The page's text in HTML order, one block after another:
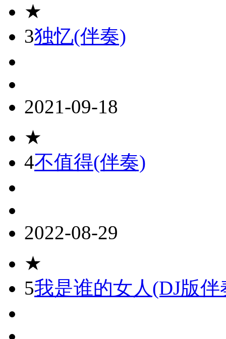
★
3独忆(伴奏)
2021-09-18
★
4不值得(伴奏)
2022-08-29
★
5我是谁的女人(DJ版伴